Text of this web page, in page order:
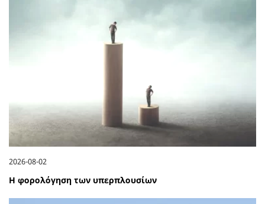
2026-08-02
Η φορολόγηση των υπερπλουσίων